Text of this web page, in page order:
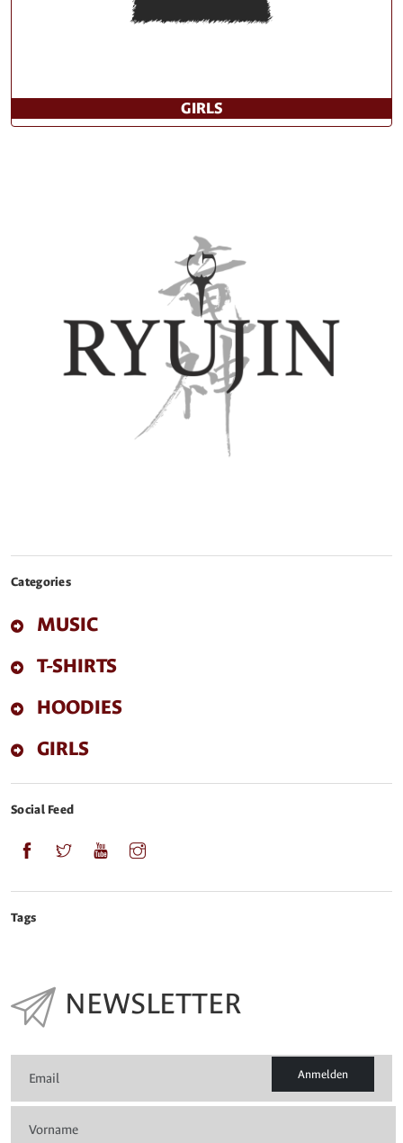
GIRLS
Categories
MUSIC
T-SHIRTS
HOODIES
GIRLS
Social Feed
Tags
NEWSLETTER
Anmelden